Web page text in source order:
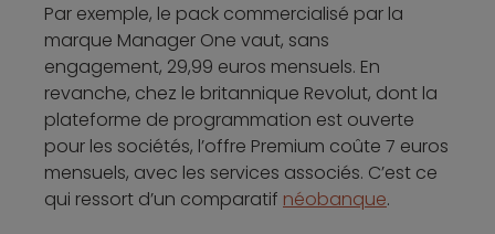
Par exemple, le pack commercialisé par la
marque Manager One vaut, sans
engagement, 29,99 euros mensuels. En
revanche, chez le britannique Revolut, dont la
plateforme de programmation est ouverte
pour les sociétés, l’offre Premium coûte 7 euros
mensuels, avec les services associés. C’est ce
qui ressort d’un comparatif néobanque.